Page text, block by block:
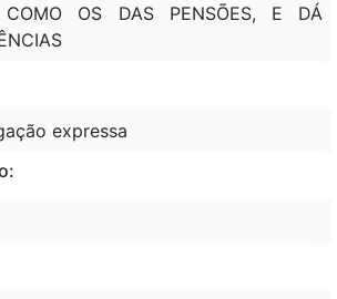
COMO OS DAS PENSÕES, E DÁ
expressa